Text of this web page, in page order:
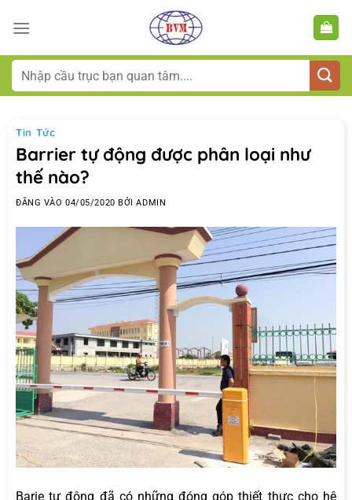
qua
dungTìm
kiếm:
Tin Tức
Barrier tự động được phân loại như
thế nào?
ĐĂNG VÀO04/05/2020 BỞIADMIN
Barie tự động đã có những đóng góp thiết thực cho hệ